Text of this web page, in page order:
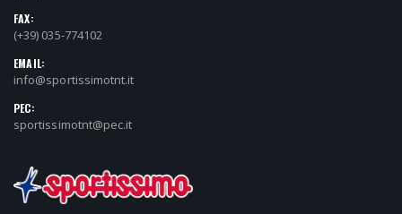
FAX:
(+39) 035-774102
EMAIL:
info@sportissimotnt.it
PEC:
sportissimotnt@pec.it